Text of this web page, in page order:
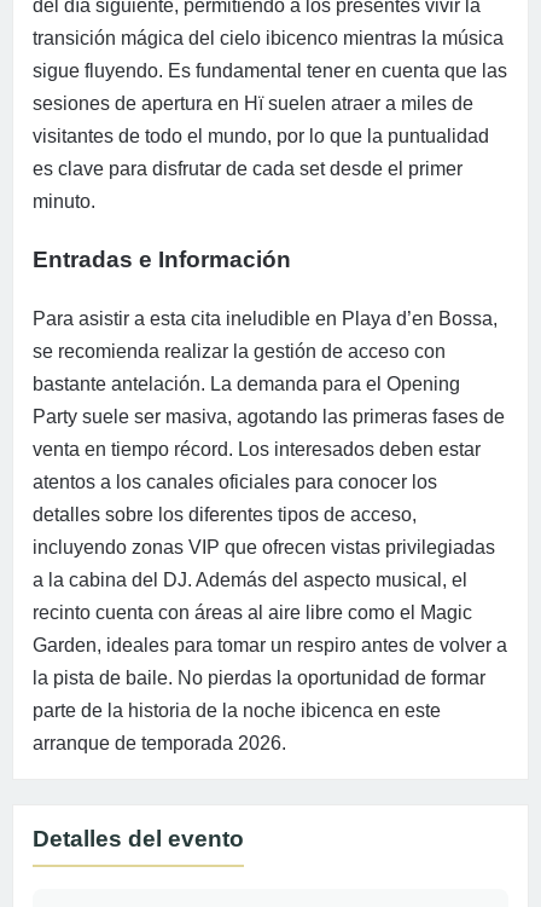
del día siguiente, permitiendo a los presentes vivir la
transición mágica del cielo ibicenco mientras la música
sigue fluyendo. Es fundamental tener en cuenta que las
sesiones de apertura en Hï suelen atraer a miles de
visitantes de todo el mundo, por lo que la puntualidad
es clave para disfrutar de cada set desde el primer
minuto.
Entradas e Información
Para asistir a esta cita ineludible en Playa d’en Bossa,
se recomienda realizar la gestión de acceso con
bastante antelación. La demanda para el Opening
Party suele ser masiva, agotando las primeras fases de
venta en tiempo récord. Los interesados deben estar
atentos a los canales oficiales para conocer los
detalles sobre los diferentes tipos de acceso,
incluyendo zonas VIP que ofrecen vistas privilegiadas
a la cabina del DJ. Además del aspecto musical, el
recinto cuenta con áreas al aire libre como el Magic
Garden, ideales para tomar un respiro antes de volver a
la pista de baile. No pierdas la oportunidad de formar
parte de la historia de la noche ibicenca en este
arranque de temporada 2026.
Detalles del evento